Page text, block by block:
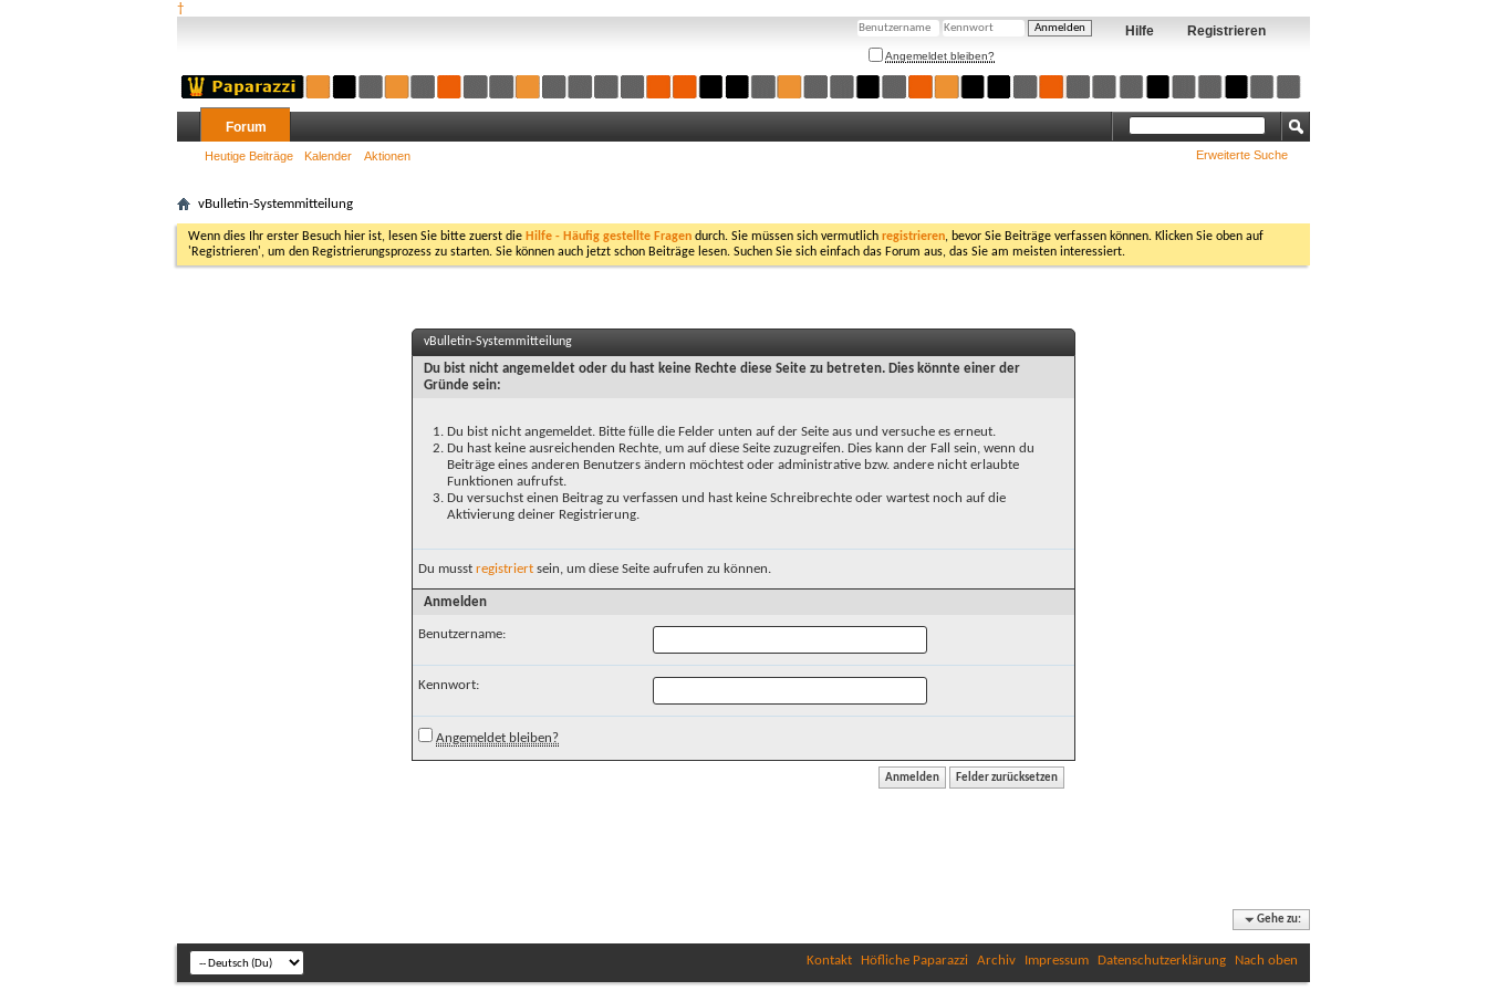
†
Registrieren
Hilfe
Angemeldet bleiben?
Forum
Heutige Beiträge Kalender Aktionen Erweiterte Suche
vBulletin-Systemmitteilung
Wenn dies Ihr erster Besuch hier ist, lesen Sie bitte zuerst die Hilfe - Häufig gestellte Fragen durch. Sie müssen sich vermutlich registrieren, bevor Sie Beiträge verfassen können. Klicken Sie oben auf
'Registrieren', um den Registrierungsprozess zu starten. Sie können auch jetzt schon Beiträge lesen. Suchen Sie sich einfach das Forum aus, das Sie am meisten interessiert.
vBulletin-Systemmitteilung
Du bist nicht angemeldet oder du hast keine Rechte diese Seite zu betreten. Dies könnte einer der
Gründe sein:
Du bist nicht angemeldet. Bitte fülle die Felder unten auf der Seite aus und versuche es erneut.
Du hast keine ausreichenden Rechte, um auf diese Seite zuzugreifen. Dies kann der Fall sein, wenn du
Beiträge eines anderen Benutzers ändern möchtest oder administrative bzw. andere nicht erlaubte
Funktionen aufrufst.
Du versuchst einen Beitrag zu verfassen und hast keine Schreibrechte oder wartest noch auf die
Aktivierung deiner Registrierung.
Du musst registriert sein, um diese Seite aufrufen zu können.
Anmelden
Benutzername:
Kennwort:
Angemeldet bleiben?
Gehe zu:
Kontakt Höfliche Paparazzi Archiv Impressum Datenschutzerklärung Nach oben